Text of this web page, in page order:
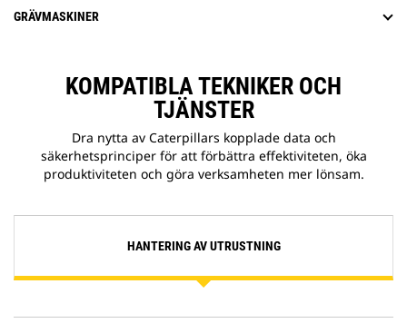
GRÄVMASKINER
KOMPATIBLA TEKNIKER OCH
TJÄNSTER
Dra nytta av Caterpillars kopplade data och
säkerhetsprinciper för att förbättra effektiviteten, öka
produktiviteten och göra verksamheten mer lönsam.
HANTERING AV UTRUSTNING